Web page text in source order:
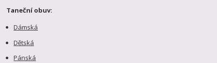
Taneční obuv:
Dámská
Dětská
Pánská